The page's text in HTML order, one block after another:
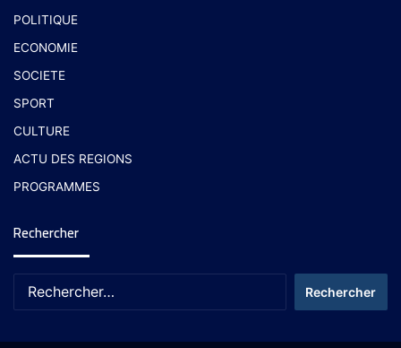
POLITIQUE
ECONOMIE
SOCIETE
SPORT
CULTURE
ACTU DES REGIONS
PROGRAMMES
Rechercher